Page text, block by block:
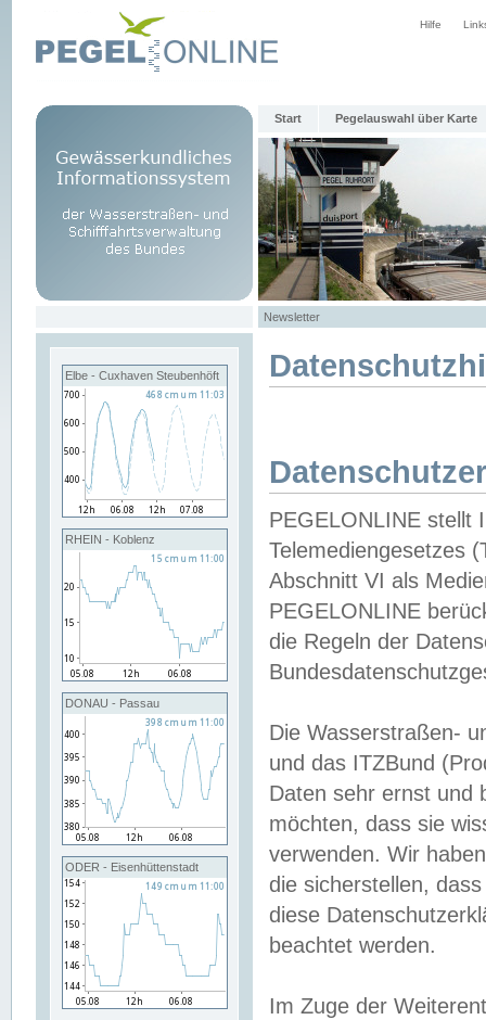
Hilfe
Start Pegelauswahl über Karte
Newsletter
Elbe - Cuxhaven Steubenhöft
RHEIN - Koblenz
DONAU - Passau
ODER - Eisenhüttenstadt
PEGELONLINE stellt
Telemediengesetzes
Abschnitt VI als
PEGELONLINE
die Regeln der
Die Wasserstraßen-
und das ITZBund
Daten sehr ernst und
möchten, dass sie
verwenden. Wir
die sicherstellen,
diese
beachtet werden.
Im Zuge der